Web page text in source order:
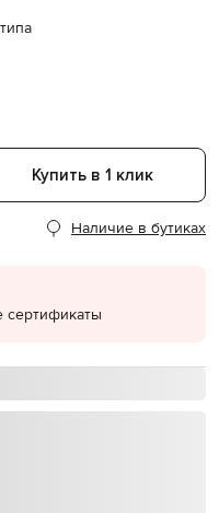
Купить в 1 клик
Наличие в бутиках
сертификаты